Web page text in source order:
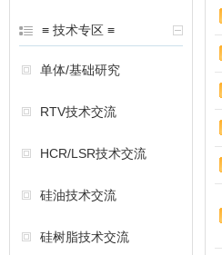
≡ 技术专区 ≡
单体/基础研究
RTV技术交流
HCR/LSR技术交流
硅油技术交流
硅树脂技术交流